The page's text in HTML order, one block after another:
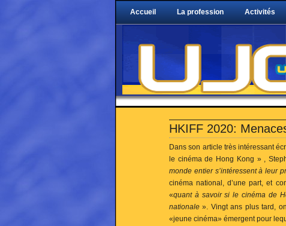
Accueil La profession Activités
HKIFF 2020:
Dans son article très intéressant
le cinéma de Hong Kong » ,
monde entier s’intéressent à leur
cinéma national, d’une part, et
«quant à savoir si le cinéma de
nationale». Vingt ans plus tard,
«jeune cinéma» émergent pour